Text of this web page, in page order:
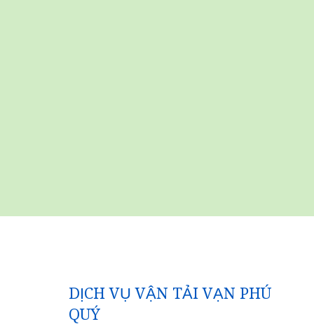
DỊCH VỤ VẬN TẢI VẠN PHÚ
QUÝ